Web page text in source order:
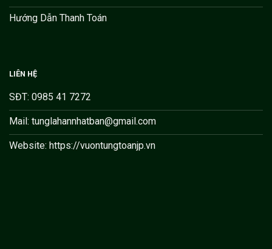
Hướng Dẫn Thanh Toán
LIÊN HỆ
SĐT: 0985 41 7272
Mail: tunglahannhatban@gmail.com
Website: https://vuontungtoanjp.vn